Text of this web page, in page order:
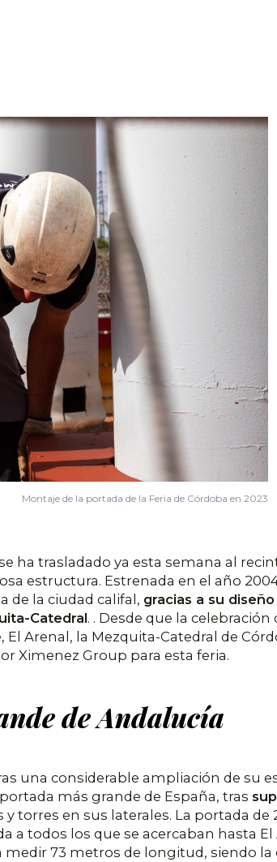
Montaje de la portada de la Feria de Córdoba en 2023
ha trasladado ya esta semana al
estructura. Estrenada en el año
de la ciudad califal, gracias a su
Catedral. . Desde que la
Arenal, la Mezquita-Catedral de
Ximenez Group para esta feria.
de Andalucía
una considerable ampliación de su
más grande de España, tras
torres en sus laterales. La portada
a todos los que se acercaban hasta
medir 73 metros de longitud, siendo